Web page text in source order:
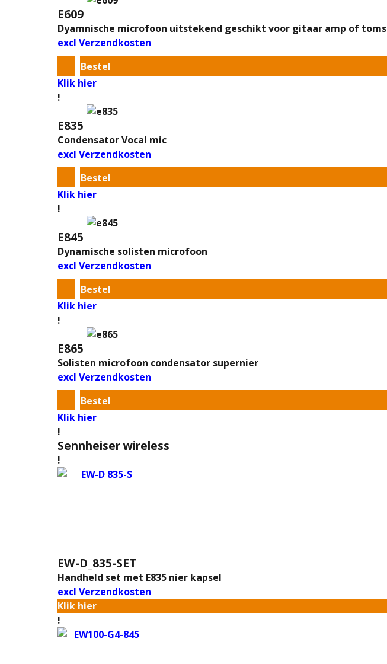
E609
Dyamnische microfoon uitstekend geschikt voor gitaar amp of toms
excl Verzendkosten
Bestel
Klik hier
!
E835
Condensator Vocal mic
excl Verzendkosten
Bestel
Klik hier
!
E845
Dynamische solisten microfoon
excl Verzendkosten
Bestel
Klik hier
!
E865
Solisten microfoon condensator supernier
excl Verzendkosten
Bestel
Klik hier
!
Sennheiser wireless
!
EW-D_835-SET
Handheld set met E835 nier kapsel
excl Verzendkosten
Klik hier
!